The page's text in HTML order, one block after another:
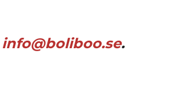
info@boliboo.se.